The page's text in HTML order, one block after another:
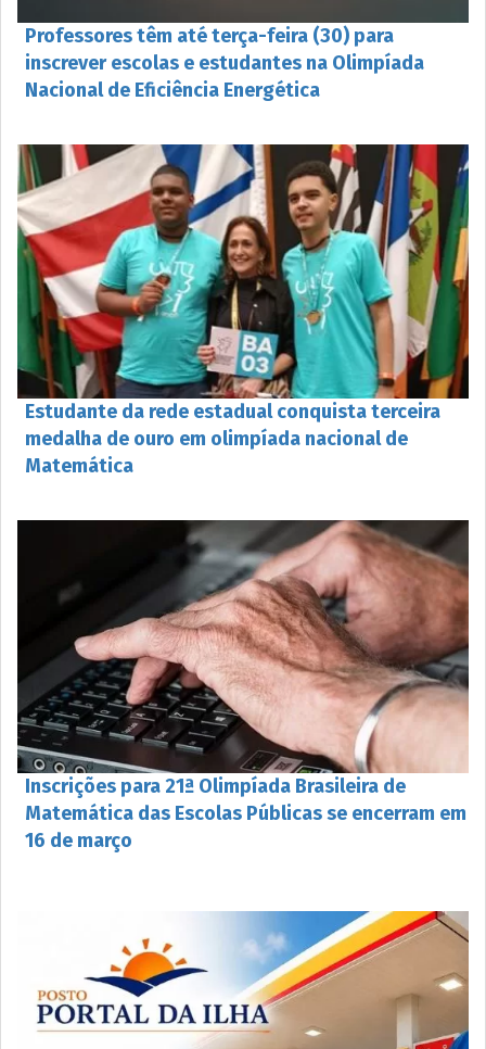
Professores têm até terça-feira (30) para
inscrever escolas e estudantes na Olimpíada
Nacional de Eficiência Energética
Estudante da rede estadual conquista terceira
medalha de ouro em olimpíada nacional de
Matemática
Inscrições para 21ª Olimpíada Brasileira de
Matemática das Escolas Públicas se encerram em
16 de março